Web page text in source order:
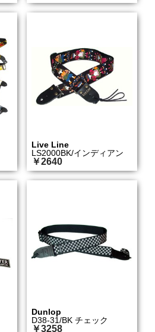
Live Line
LS2000BK/インディアン
￥2640
Dunlop
D38-31/BK チェック
￥3258